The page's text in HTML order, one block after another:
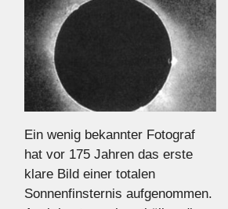
Ein wenig bekannter Fotograf
hat vor 175 Jahren das erste
klare Bild einer totalen
Sonnenfinsternis aufgenommen.